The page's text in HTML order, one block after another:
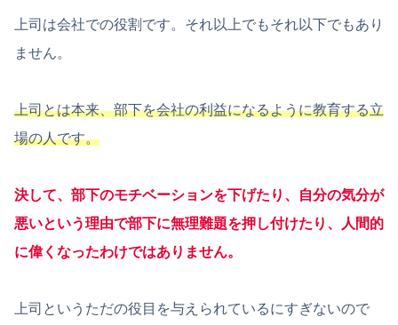
上司は会社での役割です。それ以上でもそれ以下でもあり
ません。
上司とは本来、部下を会社の利益になるように教育する立
場の人です。
決して、部下のモチベーションを下げたり、自分の気分が
悪いという理由で部下に無理難題を押し付けたり、人間的
に偉くなったわけではありません。
上司というただの役目を与えられているにすぎないので